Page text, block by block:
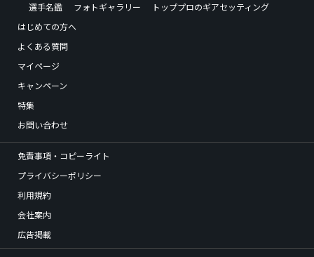
選手名鑑
フォトギャラリー
トッププロのギアセッティング
はじめての方へ
よくある質問
マイページ
キャンペーン
特集
お問い合わせ
免責事項・コピーライト
プライバシーポリシー
利用規約
会社案内
広告掲載